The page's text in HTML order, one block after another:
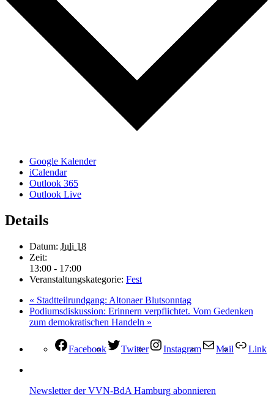
Google Kalender
iCalendar
Outlook 365
Outlook Live
Details
Datum: Juli 18
Zeit:
13:00 - 17:00
Veranstaltungskategorie: Fest
« Stadtteilrundgang: Altonaer Blutsonntag
Podiumsdiskussion: Erinnern verpflichtet. Vom Gedenken
zum demokratischen Handeln »
Facebook Twitter Instagram Mail Link
Newsletter der VVN-BdA Hamburg abonnieren